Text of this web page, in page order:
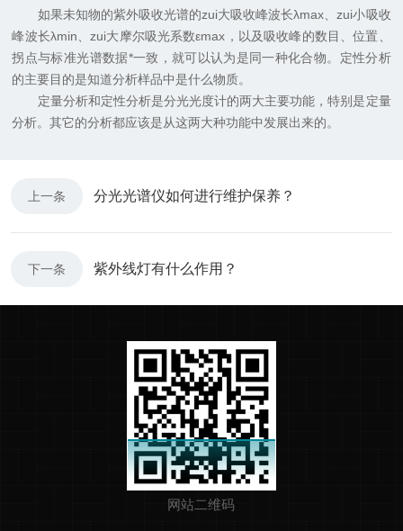
如果未知物的紫外吸收光谱的zui大吸收峰波长λmax、zui小吸收
峰波长λmin、zui大摩尔吸光系数εmax，以及吸收峰的数目、位置、
拐点与标准光谱数据*一致，就可以认为是同一种化合物。定性分析
的主要目的是知道分析样品中是什么物质。
定量分析和定性分析是分光光度计的两大主要功能，特别是定量
分析。其它的分析都应该是从这两大种功能中发展出来的。
上一条 分光光谱仪如何进行维护保养？
下一条 紫外线灯有什么作用？
网站二维码